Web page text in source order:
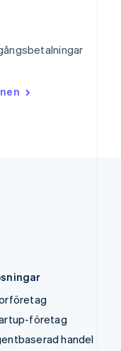
företag
handel